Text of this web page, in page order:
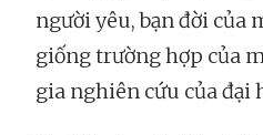
người yêu, bạn đời của
giống trường hợp của
gia nghiên cứu của đại